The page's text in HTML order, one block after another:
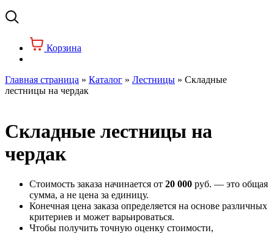
Корзина
Главная страница » Каталог » Лестницы » Складные
лестницы на чердак
Складные лестницы на
чердак
Стоимость заказа начинается от 20 000 руб. — это общая
сумма, а не цена за единицу.
Конечная цена заказа определяется на основе различных
критериев и может варьироваться.
Чтобы получить точную оценку стоимости,